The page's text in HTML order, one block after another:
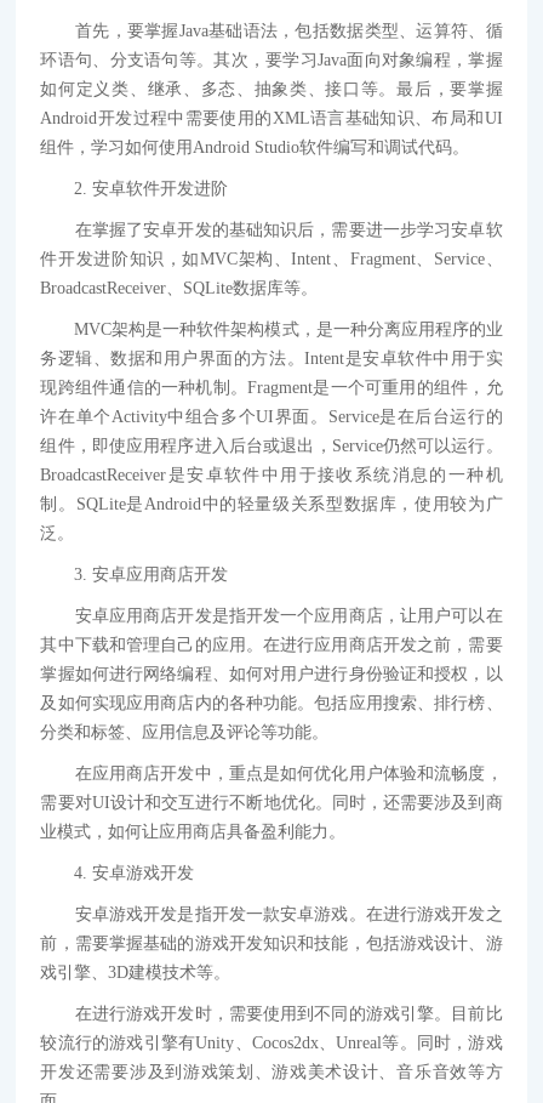
首先，要掌握Java基础语法，包括数据类型、运算符、循
环语句、分支语句等。其次，要学习Java面向对象编程，掌握
如何定义类、继承、多态、抽象类、接口等。最后，要掌握
Android开发过程中需要使用的XML语言基础知识、布局和UI
组件，学习如何使用Android Studio软件编写和调试代码。
2. 安卓软件开发进阶
在掌握了安卓开发的基础知识后，需要进一步学习安卓软
件开发进阶知识，如MVC架构、Intent、Fragment、Service、
BroadcastReceiver、SQLite数据库等。
MVC架构是一种软件架构模式，是一种分离应用程序的业
务逻辑、数据和用户界面的方法。Intent是安卓软件中用于实
现跨组件通信的一种机制。Fragment是一个可重用的组件，允
许在单个Activity中组合多个UI界面。Service是在后台运行的
组件，即使应用程序进入后台或退出，Service仍然可以运行。
BroadcastReceiver是安卓软件中用于接收系统消息的一种机
制。SQLite是Android中的轻量级关系型数据库，使用较为广
泛。
3. 安卓应用商店开发
安卓应用商店开发是指开发一个应用商店，让用户可以在
其中下载和管理自己的应用。在进行应用商店开发之前，需要
掌握如何进行网络编程、如何对用户进行身份验证和授权，以
及如何实现应用商店内的各种功能。包括应用搜索、排行榜、
分类和标签、应用信息及评论等功能。
在应用商店开发中，重点是如何优化用户体验和流畅度，
需要对UI设计和交互进行不断地优化。同时，还需要涉及到商
业模式，如何让应用商店具备盈利能力。
4. 安卓游戏开发
安卓游戏开发是指开发一款安卓游戏。在进行游戏开发之
前，需要掌握基础的游戏开发知识和技能，包括游戏设计、游
戏引擎、3D建模技术等。
在进行游戏开发时，需要使用到不同的游戏引擎。目前比
较流行的游戏引擎有Unity、Cocos2dx、Unreal等。同时，游戏
开发还需要涉及到游戏策划、游戏美术设计、音乐音效等方